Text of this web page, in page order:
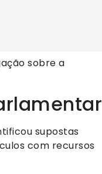
sobre a
supostas
com recursos